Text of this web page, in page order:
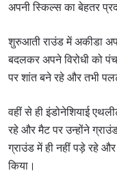
अपनी स्किल्स का बेहतर
शुरुआती राउंड में अकीडा
बदलकर अपने विरोधी को
पर शांत बने रहे और तभी
वहीं से ही इंडोनेशियाई
रहे और मैट पर उन्होंने
ग्राउंड में ही नहीं पड़े रहे
किया।